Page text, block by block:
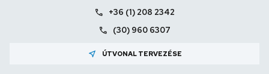
call +36 (1) 208 2342
call (30) 960 6307
near_me ÚTVONAL TERVEZÉSE